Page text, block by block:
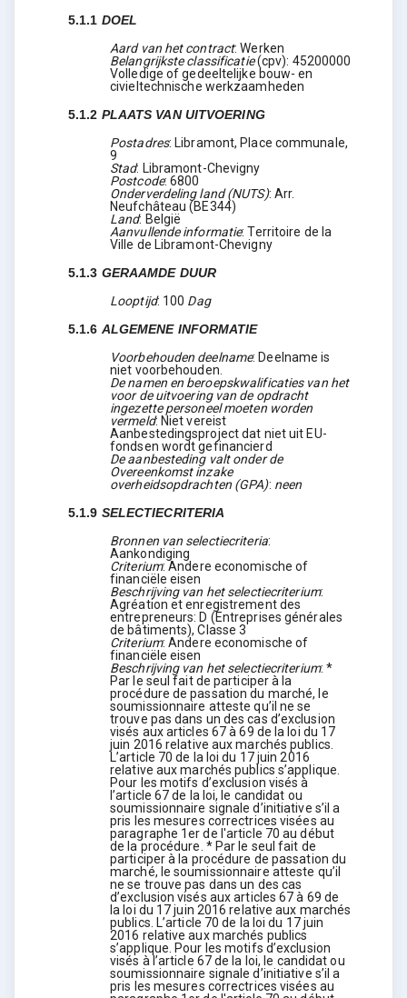
5.1.1 DOEL
Aard van het contract:Werken
Belangrijkste classificatie (cpv): 45200000
Volledige of gedeeltelijke bouw- en
civieltechnische werkzaamheden
5.1.2 PLAATS VAN UITVOERING
Postadres: Libramont, Place communale,
9
Stad: Libramont-Chevigny
Postcode:6800
Onderverdeling land (NUTS): Arr.
Neufchâteau (BE344)
Land: België
Aanvullende informatie:Territoire de la
Ville de Libramont-Chevigny
5.1.3 GERAAMDE DUUR
Looptijd: 100 Dag
5.1.6 ALGEMENE INFORMATIE
Voorbehouden deelname: Deelname is
niet voorbehouden.
De namen en beroepskwalificaties van het
voor de uitvoering van de opdracht
ingezette personeel moeten worden
vermeld: Niet vereist
Aanbestedingsproject dat niet uit EU-
fondsen wordt gefinancierd
De aanbesteding valt onder de
Overeenkomst inzake
overheidsopdrachten (GPA): neen
5.1.9 SELECTIECRITERIA
Bronnen van selectiecriteria:
Aankondiging
Criterium:Andere economische of
financiële eisen
Beschrijving van het selectiecriterium:
Agréation et enregistrement des
entrepreneurs: D (Entreprises générales
de bâtiments), Classe 3
Criterium:Andere economische of
financiële eisen
Beschrijving van het selectiecriterium:*
Par le seul fait de participer à la
procédure de passation du marché, le
soumissionnaire atteste qu’il ne se
trouve pas dans un des cas d’exclusion
visés aux articles 67 à 69 de la loi du 17
juin 2016 relative aux marchés publics.
L’article 70 de la loi du 17 juin 2016
relative aux marchés publics s’applique.
Pour les motifs d’exclusion visés à
l’article 67 de la loi, le candidat ou
soumissionnaire signale d’initiative s’il a
pris les mesures correctrices visées au
paragraphe 1er de l'article 70 au début
de la procédure. * Par le seul fait de
participer à la procédure de passation du
marché, le soumissionnaire atteste qu’il
ne se trouve pas dans un des cas
d’exclusion visés aux articles 67 à 69 de
la loi du 17 juin 2016 relative aux marchés
publics. L’article 70 de la loi du 17 juin
2016 relative aux marchés publics
s’applique. Pour les motifs d’exclusion
visés à l’article 67 de la loi, le candidat ou
soumissionnaire signale d’initiative s’il a
pris les mesures correctrices visées au